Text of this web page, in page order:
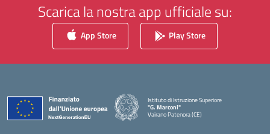
Scarica la nostra app ufficiale su:
App Store Play Store
Istituto di Istruzione Superiore
"G. Marconi"
Vairano Patenora (CE)